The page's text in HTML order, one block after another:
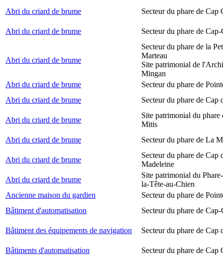
Abri du criard de brume Secteur du phare de Cap
Abri du criard de brume Secteur du phare de Cap-
Abri du criard de brume
Secteur du phare de la
Marteau
Site patrimonial de
Mingan
Abri du criard de brume
Secteur du phare de
Abri du criard de brume
Secteur du phare de Cap
Abri du criard de brume
Site patrimonial du phare
Mitis
Abri du criard de brume
Secteur du phare de La
Abri du criard de brume
Secteur du phare de Cap
Madeleine
Abri du criard de brume
Site patrimonial du
la-Tête-au-Chien
Ancienne maison du gardien
Secteur du phare de
Bâtiment d'automatisation
Secteur du phare de Cap-
Bâtiment des équipements de navigation Secteur du phare de Cap
Bâtiments d'automatisation Secteur du phare de Cap